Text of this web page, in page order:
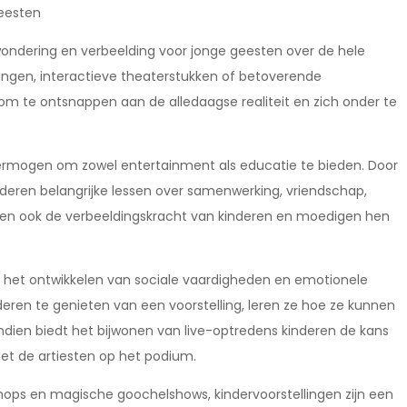
en verbeelding voor jonge geesten over de hele
interactieve theaterstukken of betoverende
te ontsnappen aan de alledaagse realiteit en zich onder te
om zowel entertainment als educatie te bieden. Door
belangrijke lessen over samenwerking, vriendschap,
ook de verbeeldingskracht van kinderen en moedigen hen
ontwikkelen van sociale vaardigheden en emotionele
te genieten van een voorstelling, leren ze hoe ze kunnen
biedt het bijwonen van live-optredens kinderen de kans
de artiesten op het podium.
en magische goochelshows, kindervoorstellingen zijn een